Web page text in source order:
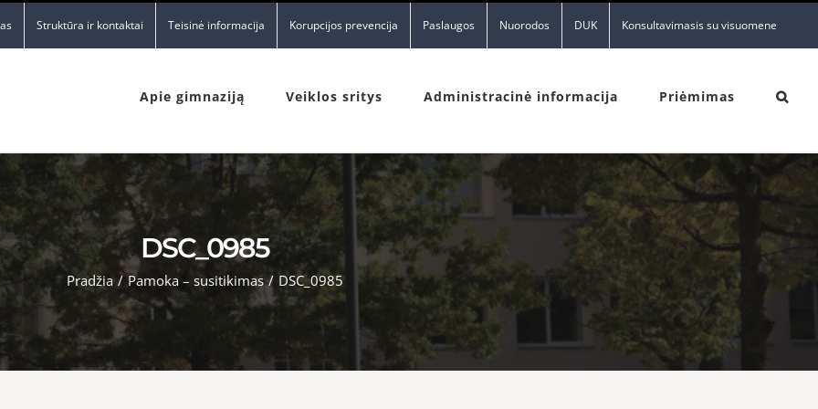
Struktūra ir kontaktai Teisinė informacija Korupcijos prevencija Paslaugos Nuorodos DUK Konsultavimasis su visuomene
Apie gimnaziją Veiklos sritys Administracinė informacija Priėmimas
DSC_0985
Pradžia / Pamoka – susitikimas / DSC_0985